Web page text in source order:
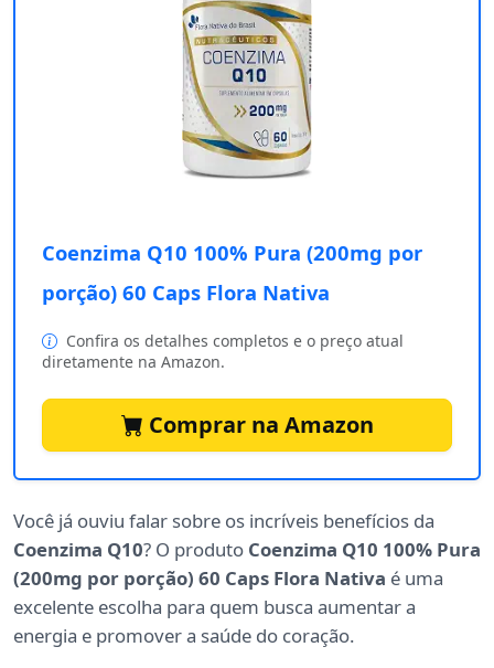
Coenzima Q10 100% Pura (200mg por
porção) 60 Caps Flora Nativa
Confira os detalhes completos e o preço atual
diretamente na Amazon.
Comprar na Amazon
Você já ouviu falar sobre os incríveis benefícios da
Coenzima Q10? O produto Coenzima Q10 100% Pura
(200mg por porção) 60 Caps Flora Nativa é uma
excelente escolha para quem busca aumentar a
energia e promover a saúde do coração.